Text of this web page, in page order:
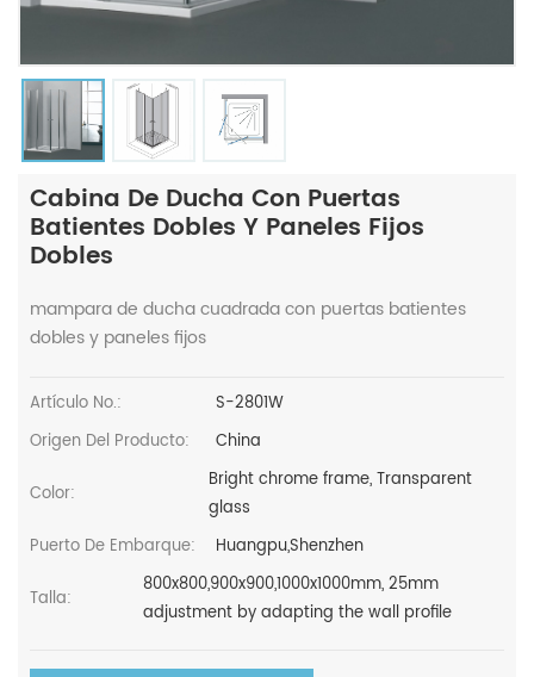
Cabina De Ducha Con Puertas
Batientes Dobles Y Paneles Fijos
Dobles
mampara de ducha cuadrada con puertas batientes
dobles y paneles fijos
Artículo No.:
S-2801W
Origen Del Producto:
China
Color:
Bright chrome frame, Transparent
glass
Puerto De Embarque:
Huangpu,Shenzhen
Talla:
800x800,900x900,1000x1000mm, 25mm
adjustment by adapting the wall profile